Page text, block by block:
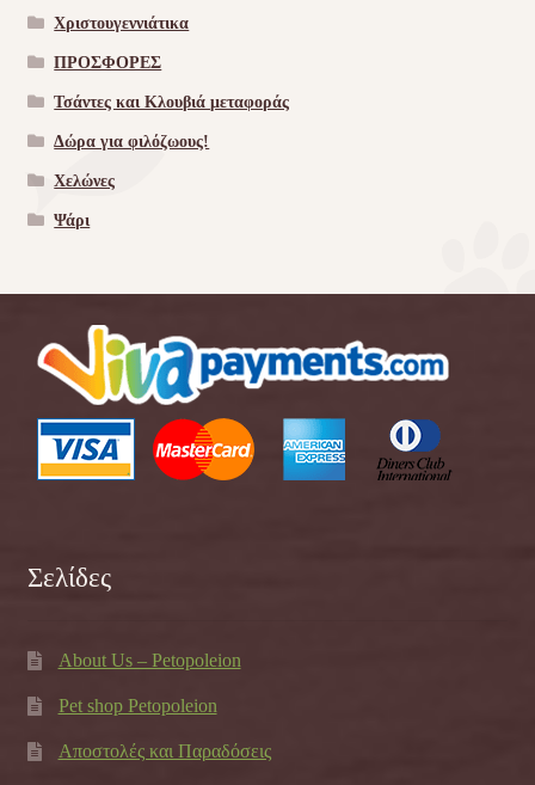
Χριστουγεννιάτικα
ΠΡΟΣΦΟΡΕΣ
Τσάντες και Κλουβιά μεταφοράς
Δώρα για φιλόζωους!
Χελώνες
Ψάρι
Σελίδες
About Us – Petopoleion
Pet shop Petopoleion
Αποστολές και Παραδόσεις